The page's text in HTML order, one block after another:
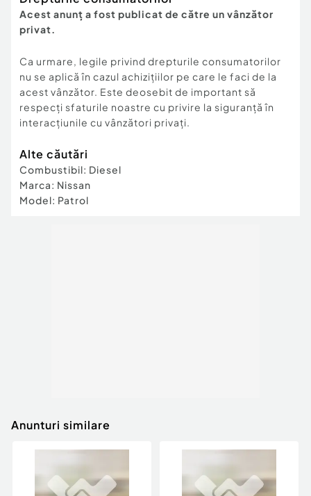
Acest anunț a fost publicat de către un vânzător
privat.
Ca urmare, legile privind drepturile consumatorilor
nu se aplică în cazul achizițiilor pe care le faci de la
acest vânzător. Este deosebit de important să
respecți sfaturile noastre cu privire la siguranță în
interacțiunile cu vânzători privați.
Alte căutări
Combustibil: Diesel
Marca: Nissan
Model: Patrol
Anunturi similare